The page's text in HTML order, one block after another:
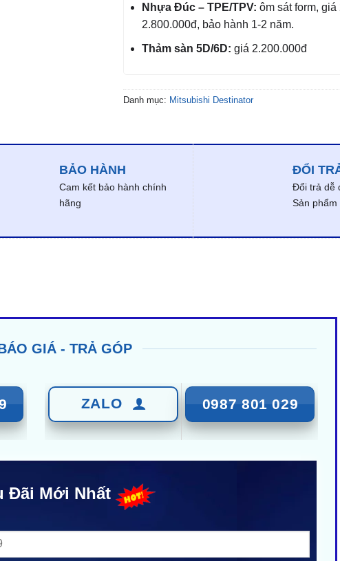
Nhựa Đúc – TPE/TPV: ôm sát form,
2.800.000đ, bảo hành 1-2 năm.
Thảm sàn 5D/6D: giá 2.200.000đ
Danh mục: Mitsubishi Destinator
BẢO HÀNH
Cam kết bảo hành chính
hãng
ĐỔI
Đổi trả dễ
Sản phẩm
GIÁ - TRẢ GÓP
ZALO 0987 801 029
Đãi Mới Nhất